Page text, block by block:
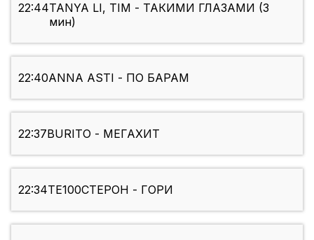
22:44TANYA LI, TIM - ТАКИМИ ГЛАЗАМИ (3
мин)
22:40ANNA ASTI - ПО БАРАМ
22:37BURITO - МЕГАХИТ
22:34ТЕ100СТЕРОН - ГОРИ